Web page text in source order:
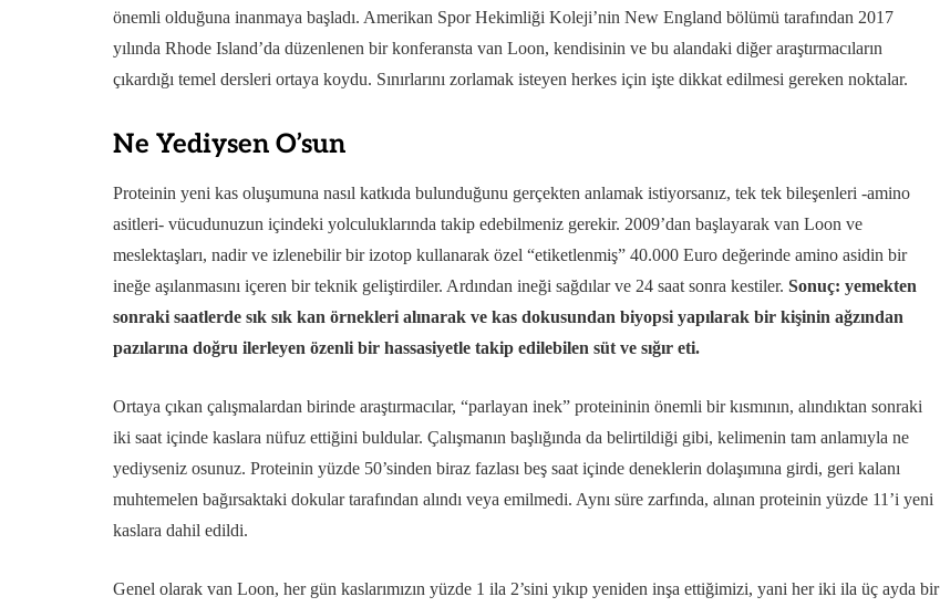
önemli olduğuna inanmaya başladı. Amerikan Spor Hekimliği Koleji’nin New England bölümü tarafından 2017
yılında Rhode Island’da düzenlenen bir konferansta van Loon, kendisinin ve bu alandaki diğer araştırmacıların
çıkardığı temel dersleri ortaya koydu. Sınırlarını zorlamak isteyen herkes için işte dikkat edilmesi gereken noktalar.
Ne Yediysen O’sun
Proteinin yeni kas oluşumuna nasıl katkıda bulunduğunu gerçekten anlamak istiyorsanız, tek tek bileşenleri -amino
asitleri- vücudunuzun içindeki yolculuklarında takip edebilmeniz gerekir. 2009’dan başlayarak van Loon ve
meslektaşları, nadir ve izlenebilir bir izotop kullanarak özel “etiketlenmiş” 40.000 Euro değerinde amino asidin bir
ineğe aşılanmasını içeren bir teknik geliştirdiler. Ardından ineği sağdılar ve 24 saat sonra kestiler. Sonuç: yemekten
sonraki saatlerde sık sık kan örnekleri alınarak ve kas dokusundan biyopsi yapılarak bir kişinin ağzından
pazılarına doğru ilerleyen özenli bir hassasiyetle takip edilebilen süt ve sığır eti.
Ortaya çıkan çalışmalardan birinde araştırmacılar, “parlayan inek” proteininin önemli bir kısmının, alındıktan sonraki
iki saat içinde kaslara nüfuz ettiğini buldular. Çalışmanın başlığında da belirtildiği gibi, kelimenin tam anlamıyla ne
yediyseniz osunuz. Proteinin yüzde 50’sinden biraz fazlası beş saat içinde deneklerin dolaşımına girdi, geri kalanı
muhtemelen bağırsaktaki dokular tarafından alındı veya emilmedi. Aynı süre zarfında, alınan proteinin yüzde 11’i yeni
kaslara dahil edildi.
Genel olarak van Loon, her gün kaslarımızın yüzde 1 ila 2’sini yıkıp yeniden inşa ettiğimizi, yani her iki ila üç ayda bir